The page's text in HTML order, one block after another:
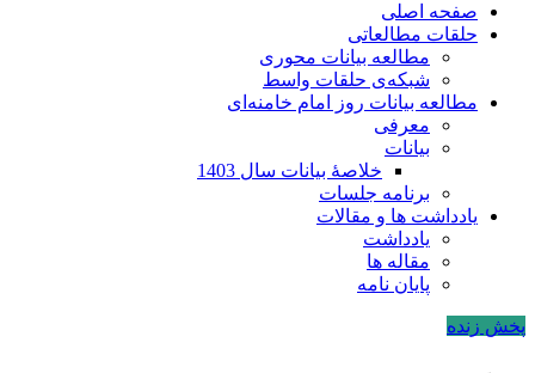
صفحه اصلی
حلقات مطالعاتی
مطالعه بیانات محوری
شبکه‌ی حلقات واسط
مطالعه بیانات روز امام خامنه‌ای
معرفی
بیانات
خلاصۀ بیانات سال 1403
برنامه جلسات
یادداشت ها و مقالات
یادداشت
مقاله ها
پایان نامه
پخش زنده